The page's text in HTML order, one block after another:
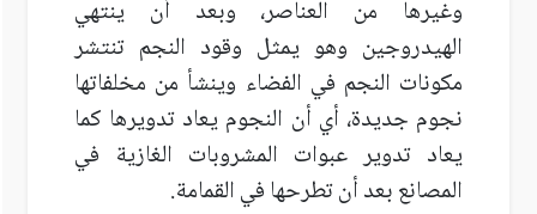
وغيرها من العناصر، وبعد أن ينتهي
الهيدروجين وهو يمثل وقود النجم تنتشر
مكونات النجم في الفضاء وينشأ من مخلفاتها
نجوم جديدة، أي أن النجوم يعاد تدويرها كما
يعاد تدوير عبوات المشروبات الغازية في
المصانع بعد أن تطرحها في القمامة.